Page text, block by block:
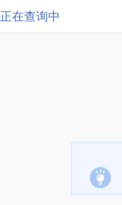
正在查询中